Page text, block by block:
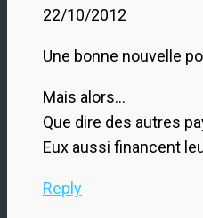
22/10/2012
Une bonne nouvelle
Mais alors…
Que dire des autres
Eux aussi financent
Reply